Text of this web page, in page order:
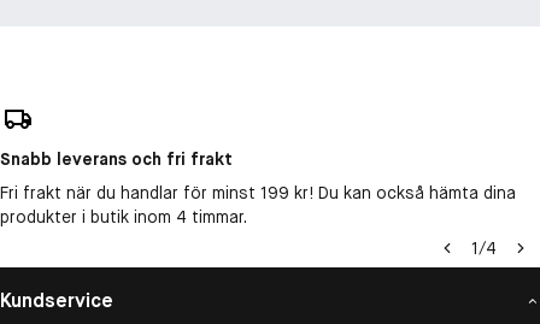
Snabb leverans och fri frakt
Fri frakt när du handlar för minst 199 kr! Du kan också hämta dina
produkter i butik inom 4 timmar.
1/4
Kundservice